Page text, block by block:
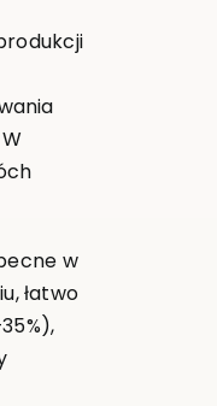
w
łatwo